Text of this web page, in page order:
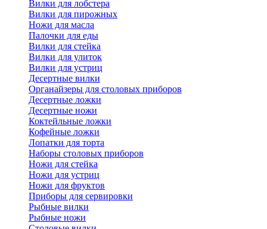
Вилки для лобстера
Вилки для пирожных
Ножи для масла
Палочки для еды
Вилки для стейка
Вилки для улиток
Вилки для устриц
Десертные вилки
Органайзеры для столовых приборов
Десертные ложки
Десертные ножи
Коктейльные ложки
Кофейные ложки
Лопатки для торта
Наборы столовых приборов
Ножи для стейка
Ножи для устриц
Ножи для фруктов
Приборы для сервировки
Рыбные вилки
Рыбные ножи